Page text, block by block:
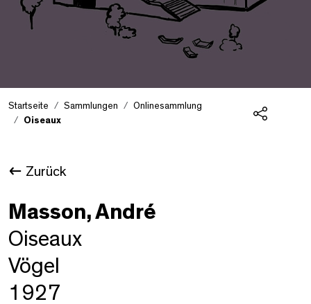
Startseite Sammlungen
Onlinesammlung
Oiseaux
Zurück
Masson, André
Oiseaux
Vögel
1927